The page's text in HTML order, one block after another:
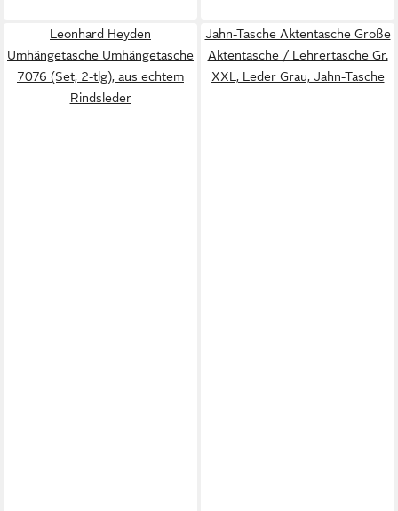
Leonhard Heyden
Umhängetasche Umhängetasche
7076 (Set, 2-tlg), aus echtem
Rindsleder
Jahn-Tasche Aktentasche Große
Aktentasche / Lehrertasche Gr.
XXL, Leder Grau, Jahn-Tasche